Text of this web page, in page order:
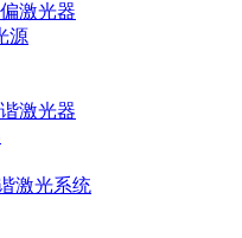
激光器
源
激光器
激光系统